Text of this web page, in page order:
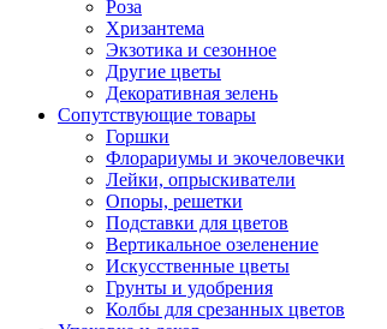
Роза
Хризантема
Экзотика и сезонное
Другие цветы
Декоративная зелень
Сопутствующие товары
Горшки
Флорариумы и экочеловечки
Лейки, опрыскиватели
Опоры, решетки
Подставки для цветов
Вертикальное озеленение
Искусственные цветы
Грунты и удобрения
Колбы для срезанных цветов